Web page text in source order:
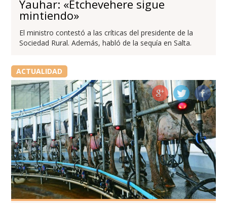
Yauhar: «Etchevehere sigue
mintiendo»
El ministro contestó a las críticas del presidente de la
Sociedad Rural. Además, habló de la sequía en Salta.
ACTUALIDAD